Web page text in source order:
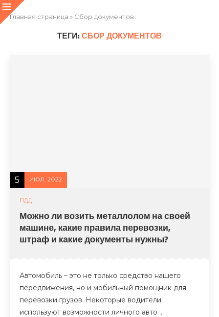
Главная страница » Сбор документов
ТЕГИ:СБОР ДОКУМЕНТОВ
5 ИЮЛ, 2022
ПДД
Можно ли возить металлолом на своей
машине, какие правила перевозки,
штраф и какие документы нужны?
Автомобиль – это не только средство нашего
передвижения, но и мобильный помощник для
перевозки грузов. Некоторые водители
используют возможности личного авто …